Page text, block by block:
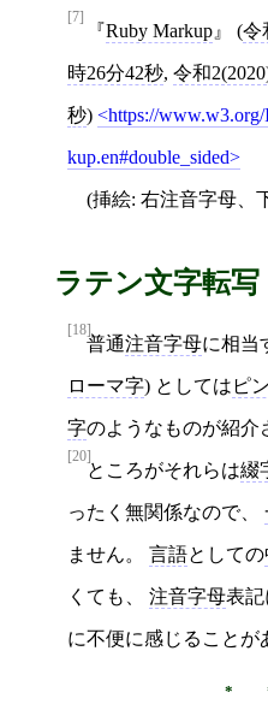
[7]
Ruby Markup (令
時26分42秒, 令和
秒) https://www.w3.org/
kup.en#double_sided
(挿絵: 右注音字母、
ラテン文字転写
[18]
普通注音字母に相当
ローマ字) としては ピ
字のようなものが紹介
[20]
ところがそれらは綴
ったく無関係なので、
ません。 言語としての
くても、 注音字母表記
に不便に感じることが